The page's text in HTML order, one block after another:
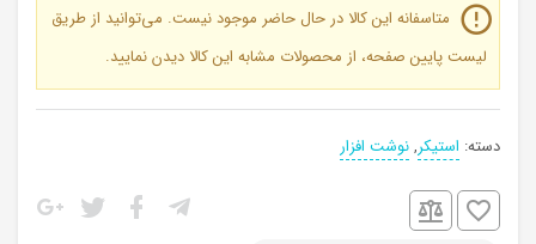
متاسفانه این کالا در حال حاضر موجود نیست. می‌توانید از طریق
لیست پایین صفحه، از محصولات مشابه این کالا دیدن نمایید.
دسته: استیکر,نوشت افزار